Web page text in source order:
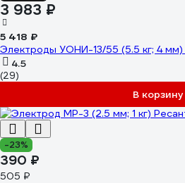
3 983 ₽
5 418 ₽
Электроды УОНИ-13/55 (5.5 кг; 4
4.5
(29)
В корзину
-23%
390 ₽
505 ₽